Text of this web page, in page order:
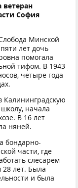
ветеран
София
Минской
лет дочь
помогала
тифом. В 1943
четыре года
Калининградскую
начала
В 16 лет
няней.
бондарно-
части, где
слесарем
28 лет. Была
и была